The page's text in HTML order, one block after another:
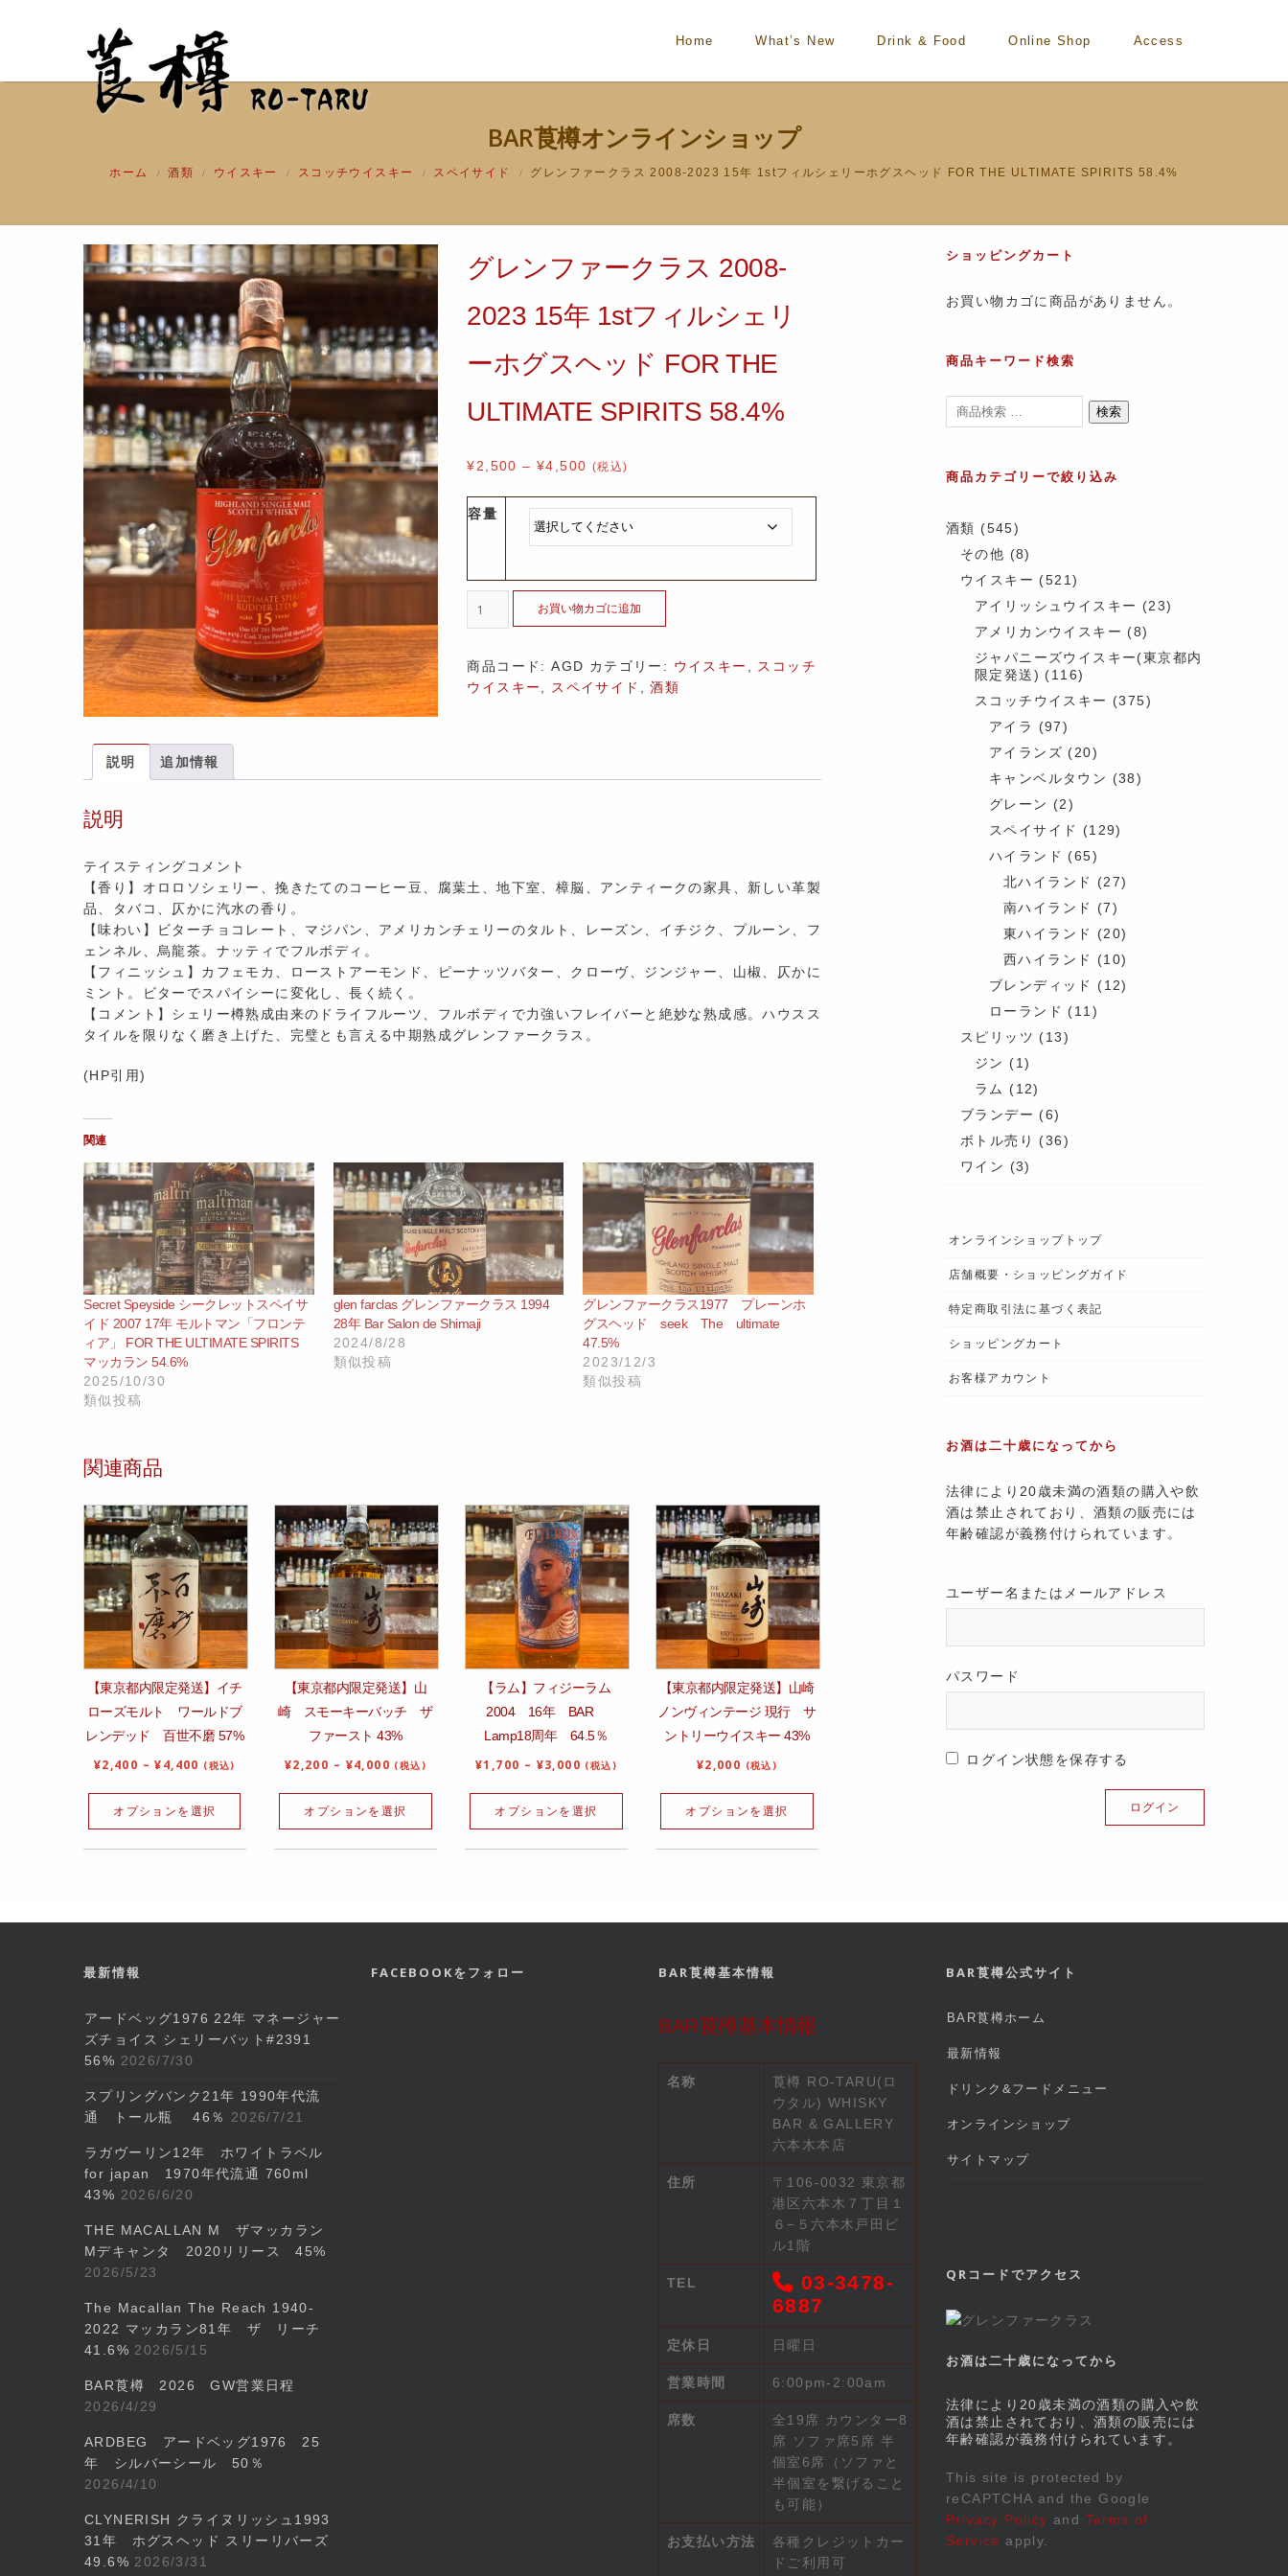
Home What’s New Drink & Food Online Shop Access
BAR莨樽オンラインショップ
ホーム / 酒類 / ウイスキー / スコッチウイスキー / スペイサイド / グレンファークラス 2008-2023 15年 1stフィルシェリーホグスヘッド FOR THE ULTIMATE SPIRITS 58.4%
グレンファークラス 2008-
2023 15年 1stフィルシェリ
ーホグスヘッド FOR THE
ULTIMATE SPIRITS 58.4%
¥2,500 –¥4,500 (税込)
容量
お買い物カゴに追加
商品コード:AGD カテゴリー: ウイスキー
スコッチ
ウイスキー
スペイサイド ,酒類
説明 追加情報
説明
テイスティングコメント
【香り】オロロソシェリー、挽きたてのコーヒー豆、腐葉土、地下室、樟脳、アンティークの家具、新しい革製
品、タバコ、仄かに汽水の香り。
【味わい】ビターチョコレート、マジパン、アメリカンチェリーのタルト、レーズン、イチジク、プルーン、フ
ェンネル、烏龍茶。ナッティでフルボディ。
【フィニッシュ】カフェモカ、ローストアーモンド、ピーナッツバター、クローヴ、ジンジャー、山椒、仄かに
ミント。ビターでスパイシーに変化し、長く続く。
【コメント】シェリー樽熟成由来のドライフルーツ、フルボディで力強いフレイバーと絶妙な熟成感。ハウスス
タイルを限りなく磨き上げた、完璧とも言える中期熟成グレンファークラス。
(HP引用)
関連
Secret Speyside シークレットスペイサ
イド 2007 17年 モルトマン「フロンテ
ィア」 FOR THE ULTIMATE SPIRITS
マッカラン 54.6%
2025/10/30
類似投稿
glen farclas グレンファークラス 1994
28年 Bar Salon de Shimaji
2024/8/28
類似投稿
グレンファークラス1977 プレーンホ
グスヘッド seek The ultimate
47.5%
2023/12/3
類似投稿
関連商品
【東京都内限定発送】イチ
ローズモルト ワールドブ
レンデッド 百世不磨 57%
¥2,400 –¥4,400 (税込)
オプションを選択
【東京都内限定発送】山
崎 スモーキーバッチ ザ
ファースト 43%
¥2,200 – ¥4,000 (税込)
オプションを選択
【ラム】フィジーラム
2004 16年 BAR
Lamp18周年 64.5％
¥1,700 – ¥3,000 (税込)
オプションを選択
【東京都内限定発送】山崎
ノンヴィンテージ 現行 サ
ントリーウイスキー 43%
¥2,000 (税込)
オプションを選択
ショッピングカート
お買い物カゴに商品がありません。
商品キーワード検索
検索
商品カテゴリーで絞り込み
酒類 (545)
その他 (8)
ウイスキー (521)
アイリッシュウイスキー (23)
アメリカンウイスキー (8)
ジャパニーズウイスキー(東京都内
限定発送) (116)
スコッチウイスキー (375)
アイラ
(97)
アイランズ (20)
キャンベルタウン (38)
グレーン (2)
スペイサイド
(129)
ハイランド (65)
北ハイランド
(27)
南ハイランド
(7)
東ハイランド
(20)
西ハイランド
(10)
ブレンディッド
(12)
ローランド (11)
スピリッツ (13)
ジン (1)
ラム
(12)
ブランデー (6)
ボトル売り
(36)
ワイン (3)
オンラインショップトップ
店舗概要・ショッピングガイド
特定商取引法に基づく表記
ショッピングカート
お客様アカウント
お酒は二十歳になってから
法律により20歳未満の酒類の購入や飲
酒は禁止されており、酒類の販売には
年齢確認が義務付けられています。
ユーザー名またはメールアドレス
パスワード
ログイン状態を保存する
最新情報
アードベッグ1976 22年 マネージャー
ズチョイス シェリーバット#2391
56% 2026/7/30
スプリングバンク21年 1990年代流
通 トール瓶 46％
2026/7/21
ラガヴーリン12年 ホワイトラベル
for japan 1970年代流通 760ml
43% 2026/6/20
THE MACALLAN M ザマッカラン
Mデキャンタ 2020リリース 45%
2026/5/23
The Macallan The Reach 1940-
2022 マッカラン81年 ザ リーチ
41.6% 2026/5/15
BAR莨樽 2026 GW営業日程
2026/4/29
ARDBEG アードベッグ1976 25
年 シルバーシール 50％
2026/4/10
CLYNERISH クライヌリッシュ1993
31年 ホグスヘッド スリーリバーズ
49.6% 2026/3/31
FACEBOOKをフォロー BAR莨樽基本情報
BAR莨樽基本情報
名称
莨樽 RO-TARU(ロ
ウタル) WHISKY
BAR & GALLERY
六本木本店
住所
〒106-0032 東京都
港区六本木７丁目１
６−５六本木戸田ビ
ル1階
TEL
03-3478-
6887
定休日 日曜日
営業時間 6:00pm-2:00am
席数
全19席 カウンター8
席 ソファ席5席 半
個室6席（ソファと
半個室を繋げること
も可能）
お支払い方法
各種クレジットカー
ドご利用可
BAR莨樽公式サイト
BAR莨樽ホーム
最新情報
ドリンク&フードメニュー
オンラインショップ
サイトマップ
QRコードでアクセス
お酒は二十歳になってから
法律により20歳未満の酒類の購入や飲
酒は禁止されており、酒類の販売には
年齢確認が義務付けられています。
This site is protected by
reCAPTCHA and the Google
Privacy Policy and Terms of
Service apply.